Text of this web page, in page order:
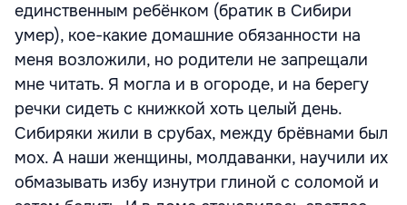
единственным ребёнком (братик в Сибири
умер), кое-какие домашние обязанности на
меня возложили, но родители не запрещали
мне читать. Я могла и в огороде, и на берегу
речки сидеть с книжкой хоть целый день.
Сибиряки жили в срубах, между брёвнами был
мох. А наши женщины, молдаванки, научили их
обмазывать избу изнутри глиной с соломой и